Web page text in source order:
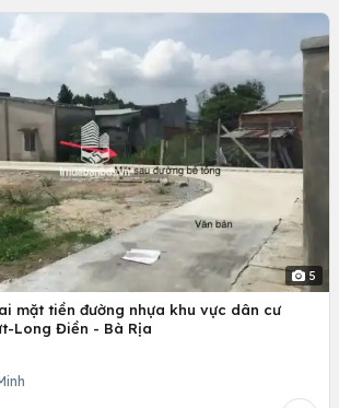
5
mặt tiền đường nhựa khu vực dân cư
Long Điền - Bà Rịa